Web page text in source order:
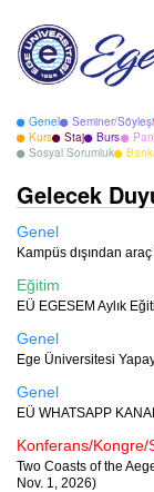
Genel Seminer/Söyleşi
Kurs
Staj Burs
Sosyal Sorumluk
Gelecek
Genel
Kampüs dışından
Eğitim
EÜ EGESEM Aylık
Genel
Ege Üniversitesi
Genel
EÜ WHATSAPP
Konferans/Kongre/
Two Coasts of the
Nov. 1, 2026)